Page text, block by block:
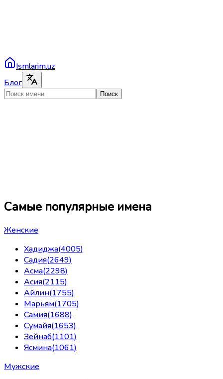
Ismlarim.uz
Блог
Поиск
Самые популярные имена
Женские
Хадиджа(4005)
Садия(2649)
Асма(2298)
Асия(2115)
Айлин(1755)
Марьям(1705)
Самия(1688)
Сумайя(1653)
Зейнаб(1101)
Ясмина(1061)
Мужские